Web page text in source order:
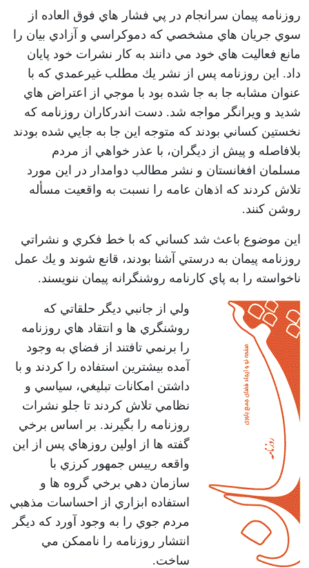
روزنامه پيمان سرانجام در پي فشار هاي فوق العاده از
سوي جريان هاي مشخصي كه دموكراسي و آزادي بيان را
مانع فعاليت هاي خود مي دانند به كار نشرات خود پايان
داد. اين روزنامه پس از نشر يك مطلب غيرعمدي كه با
عنوان مشابه جا به جا شده بود با موجي از اعتراض هاي
شديد و ويرانگر مواجه شد. دست اندركاران روزنامه كه
نخستين كساني بودند كه متوجه اين جا به جايي شده بودند
بلافاصله و پيش از ديگران، با عذر خواهي از مردم
مسلمان افغانستان و نشر مطالب دوامدار در اين مورد
تلاش كردند كه اذهان عامه را نسبت به واقعيت مسأله
روشن كنند.
اين موضوع باعث شد كساني كه با خط فكري و نشراتي
روزنامه پيمان به درستي آشنا بودند، قانع شوند و يك عمل
ناخواسته را به پاي كارنامه روشنگرانه پيمان ننويسند.
ولي از جانبي ديگر حلقاتي كه
روشنگري ها و انتقاد هاي روزنامه
را برنمي تافتند از فضاي به وجود
آمده بيشترين استفاده را كردند و با
داشتن امكانات تبليغي، سياسي و
نظامي تلاش كردند تا جلو نشرات
روزنامه را بگيرند. بر اساس برخي
گفته ها از اولين روزهاي پس از اين
واقعه رييس جمهور كرزي با
سازمان دهي برخي گروه ها و
استفاده ابزاري از احساسات مذهبي
مردم جوي را به وجود آورد كه ديگر
انتشار روزنامه را ناممكن مي
ساخت.